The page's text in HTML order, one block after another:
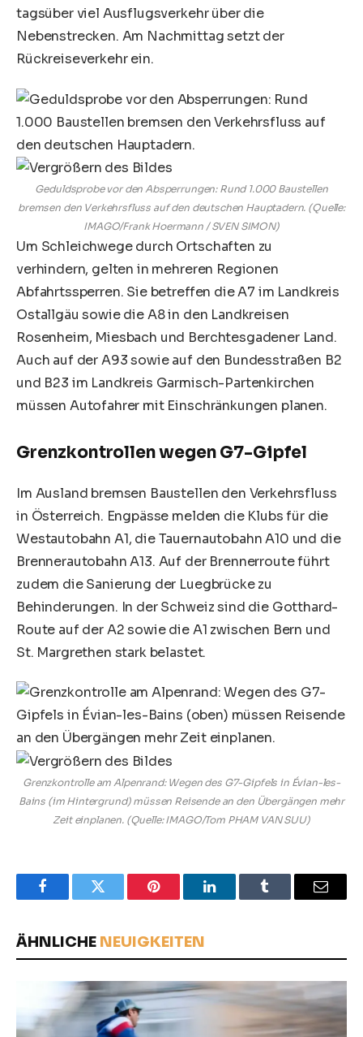
tagsüber viel Ausflugsverkehr über die
Nebenstrecken. Am Nachmittag setzt der
Rückreiseverkehr ein.
Geduldsprobe vor den Absperrungen: Rund 1.000 Baustellen
bremsen den Verkehrsfluss auf den deutschen Hauptadern. (Quelle:
IMAGO/Frank Hoermann / SVEN SIMON)
Um Schleichwege durch Ortschaften zu
verhindern, gelten in mehreren Regionen
Abfahrtssperren. Sie betreffen die A7 im Landkreis
Ostallgäu sowie die A8 in den Landkreisen
Rosenheim, Miesbach und Berchtesgadener Land.
Auch auf der A93 sowie auf den Bundesstraßen B2
und B23 im Landkreis Garmisch-Partenkirchen
müssen Autofahrer mit Einschränkungen planen.
Grenzkontrollen wegen G7-Gipfel
Im Ausland bremsen Baustellen den Verkehrsfluss
in Österreich. Engpässe melden die Klubs für die
Westautobahn A1, die Tauernautobahn A10 und die
Brennerautobahn A13. Auf der Brennerroute führt
zudem die Sanierung der Luegbrücke zu
Behinderungen. In der Schweiz sind die Gotthard-
Route auf der A2 sowie die A1 zwischen Bern und
St. Margrethen stark belastet.
Grenzkontrolle am Alpenrand: Wegen des G7-Gipfels in Évian-les-
Bains (im Hintergrund) müssen Reisende an den Übergängen mehr
Zeit einplanen. (Quelle: IMAGO/Tom PHAM VAN SUU)
FacebookTwitter Pinterest LinkedInTumblr Email
ÄHNLICHE NEUIGKEITEN